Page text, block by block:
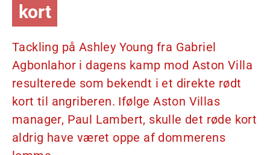
kort
Tackling på Ashley Young fra Gabriel
Agbonlahor i dagens kamp mod Aston Villa
resulterede som bekendt i et direkte rødt
kort til angriberen. Ifølge Aston Villas
manager, Paul Lambert, skulle det røde kort
aldrig have været oppe af dommerens